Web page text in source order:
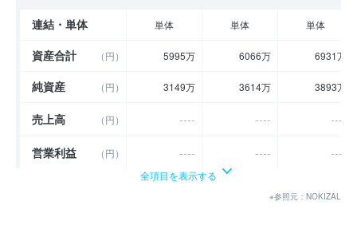
連結・単体 単体 単体 単体
資産合計 （円） 5995万 6066万 6931万
純資産 （円） 3149万 3614万 3893万
売上高 （円） ---- ---- ----
営業利益 （円） ---- ---- ----
----
全項目を表示する
※参照元：NOKIZAL